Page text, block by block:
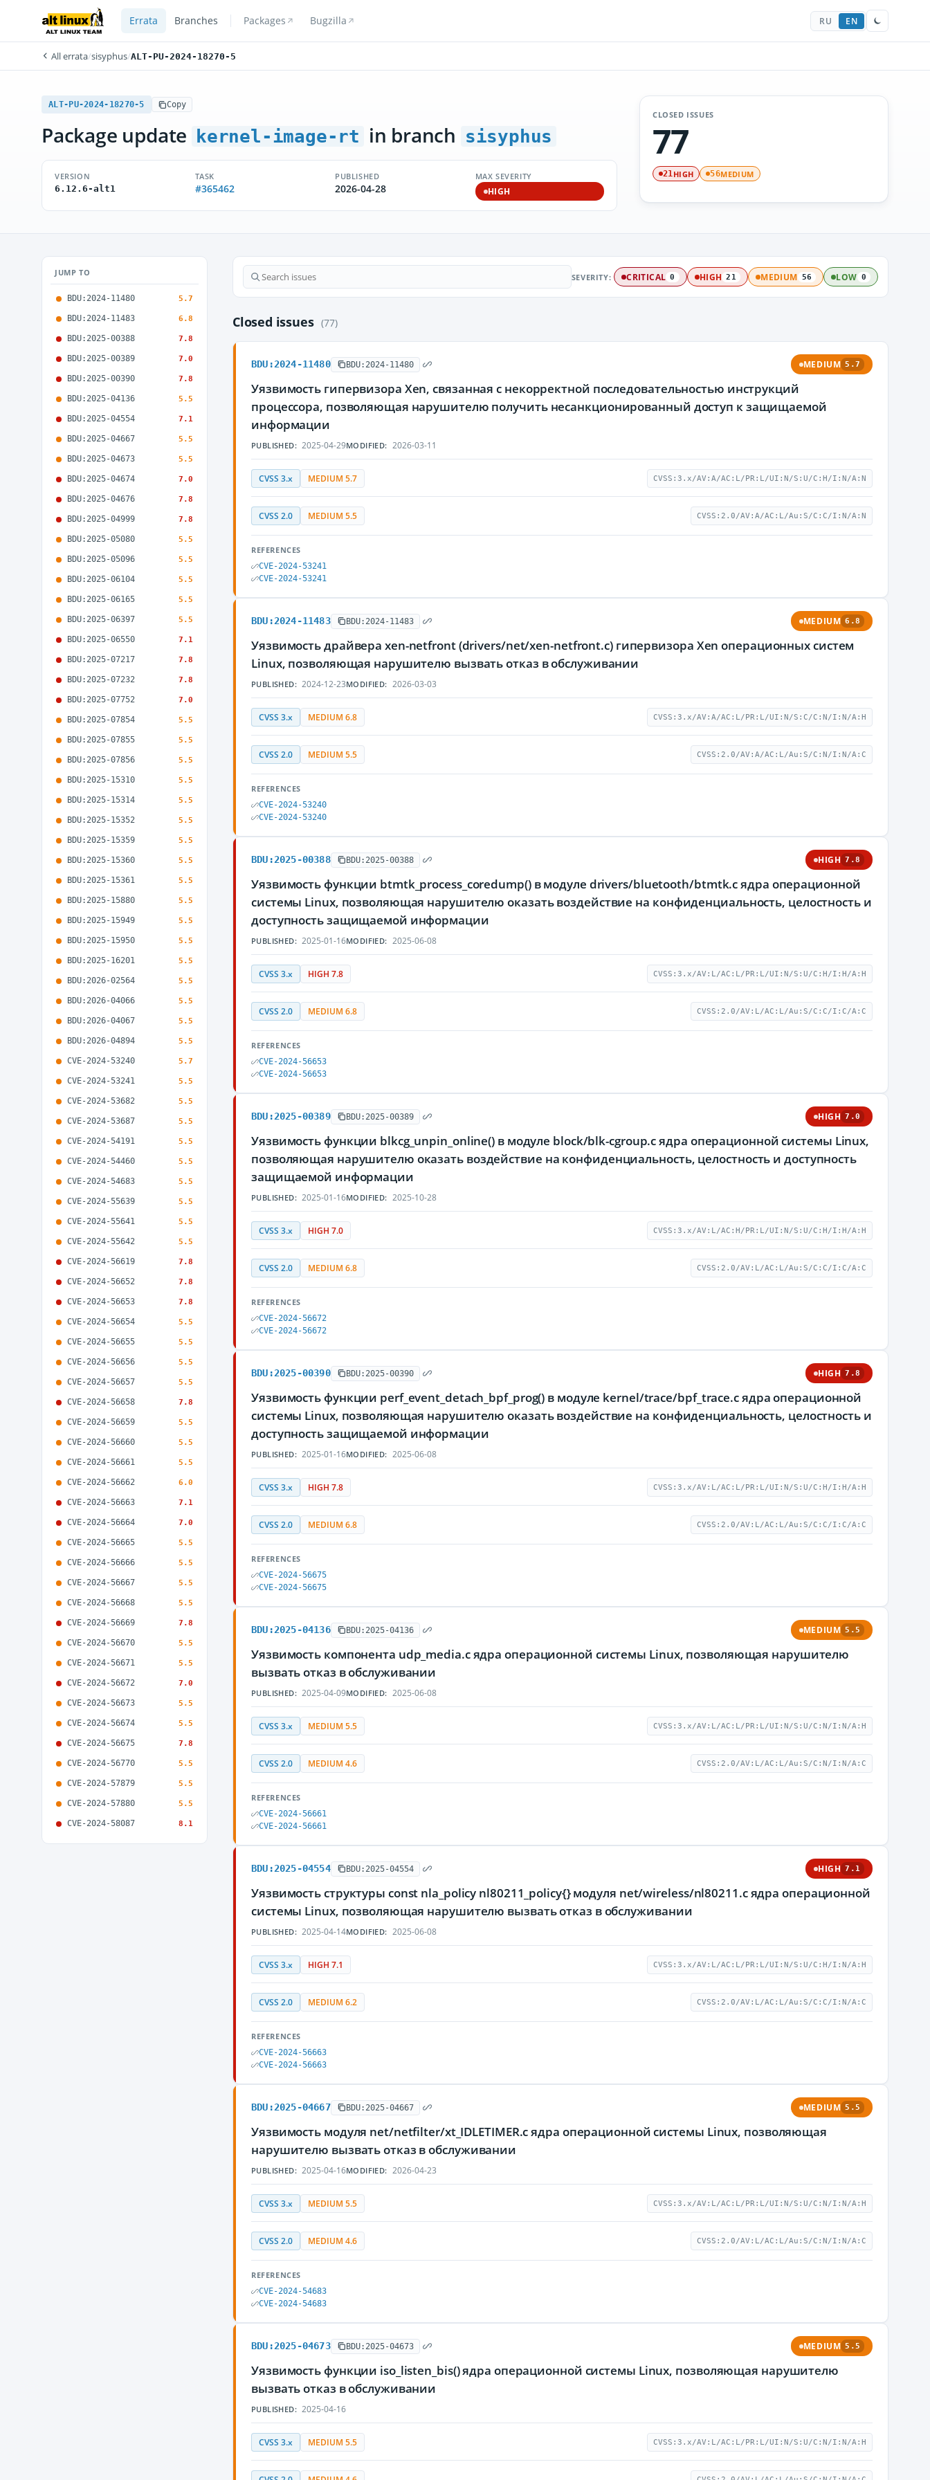
Errata Branches Packages Bugzilla RU EN
All errata/sisyphus/ALT-PU-2024-18270-5
ALT-PU-2024-18270-5 Copy
Package update kernel-image-rt in branch sisyphus
VERSION
6.12.6-alt1
TASK
#365462
PUBLISHED
2026-04-28
MAX SEVERITY
HIGH
CLOSED ISSUES
77
21HIGH 56MEDIUM
JUMP TO
BDU:2024-11480 5.7
BDU:2024-11483 6.8
BDU:2025-00388 7.8
BDU:2025-00389 7.0
BDU:2025-00390 7.8
BDU:2025-04136 5.5
BDU:2025-04554 7.1
BDU:2025-04667 5.5
BDU:2025-04673 5.5
BDU:2025-04674 7.0
BDU:2025-04676 7.8
BDU:2025-04999 7.8
BDU:2025-05080 5.5
BDU:2025-05096 5.5
BDU:2025-06104 5.5
BDU:2025-06165 5.5
BDU:2025-06397 5.5
BDU:2025-06550 7.1
BDU:2025-07217 7.8
BDU:2025-07232 7.8
BDU:2025-07752 7.0
BDU:2025-07854 5.5
BDU:2025-07855 5.5
BDU:2025-07856 5.5
BDU:2025-15310 5.5
BDU:2025-15314 5.5
BDU:2025-15352 5.5
BDU:2025-15359 5.5
BDU:2025-15360 5.5
BDU:2025-15361 5.5
BDU:2025-15880 5.5
BDU:2025-15949 5.5
BDU:2025-15950 5.5
BDU:2025-16201 5.5
BDU:2026-02564 5.5
BDU:2026-04066 5.5
BDU:2026-04067 5.5
BDU:2026-04894 5.5
CVE-2024-53240 5.7
CVE-2024-53241 5.5
CVE-2024-53682 5.5
CVE-2024-53687 5.5
CVE-2024-54191 5.5
CVE-2024-54460 5.5
CVE-2024-54683 5.5
CVE-2024-55639 5.5
CVE-2024-55641 5.5
CVE-2024-55642 5.5
CVE-2024-56619 7.8
CVE-2024-56652 7.8
CVE-2024-56653 7.8
CVE-2024-56654 5.5
CVE-2024-56655 5.5
CVE-2024-56656 5.5
CVE-2024-56657 5.5
CVE-2024-56658 7.8
CVE-2024-56659 5.5
CVE-2024-56660 5.5
CVE-2024-56661 5.5
CVE-2024-56662 6.0
CVE-2024-56663 7.1
CVE-2024-56664 7.0
CVE-2024-56665 5.5
CVE-2024-56666 5.5
CVE-2024-56667 5.5
CVE-2024-56668 5.5
CVE-2024-56669 7.8
CVE-2024-56670 5.5
CVE-2024-56671 5.5
CVE-2024-56672 7.0
CVE-2024-56673 5.5
CVE-2024-56674 5.5
CVE-2024-56675 7.8
CVE-2024-56770 5.5
CVE-2024-57879 5.5
CVE-2024-57880 5.5
CVE-2024-58087 8.1
SEVERITY: CRITICAL 0 HIGH 21 MEDIUM 56 LOW 0
Closed issues (77)
BDU:2024-11480 BDU:2024-11480 MEDIUM 5.7
Уязвимость гипервизора Xen, связанная с некорректной последовательностью инструкций
процессора, позволяющая нарушителю получить несанкционированный доступ к защищаемой
информации
PUBLISHED: 2025-04-29MODIFIED: 2026-03-11
CVSS 3.x MEDIUM 5.7 CVSS:3.x/AV:A/AC:L/PR:L/UI:N/S:U/C:H/I:N/A:N
CVSS 2.0 MEDIUM 5.5 CVSS:2.0/AV:A/AC:L/Au:S/C:C/I:N/A:N
REFERENCES
CVE-2024-53241
CVE-2024-53241
BDU:2024-11483 BDU:2024-11483 MEDIUM 6.8
Уязвимость драйвера xen-netfront (drivers/net/xen-netfront.c) гипервизора Xen операционных систем
Linux, позволяющая нарушителю вызвать отказ в обслуживании
PUBLISHED: 2024-12-23MODIFIED: 2026-03-03
CVSS 3.x MEDIUM 6.8 CVSS:3.x/AV:A/AC:L/PR:L/UI:N/S:C/C:N/I:N/A:H
CVSS 2.0 MEDIUM 5.5 CVSS:2.0/AV:A/AC:L/Au:S/C:N/I:N/A:C
REFERENCES
CVE-2024-53240
CVE-2024-53240
BDU:2025-00388 BDU:2025-00388 HIGH 7.8
Уязвимость функции btmtk_process_coredump() в модуле drivers/bluetooth/btmtk.c ядра операционной
системы Linux, позволяющая нарушителю оказать воздействие на конфиденциальность, целостность и
доступность защищаемой информации
PUBLISHED: 2025-01-16MODIFIED: 2025-06-08
CVSS 3.x HIGH 7.8 CVSS:3.x/AV:L/AC:L/PR:L/UI:N/S:U/C:H/I:H/A:H
CVSS 2.0 MEDIUM 6.8 CVSS:2.0/AV:L/AC:L/Au:S/C:C/I:C/A:C
REFERENCES
CVE-2024-56653
CVE-2024-56653
BDU:2025-00389 BDU:2025-00389 HIGH 7.0
Уязвимость функции blkcg_unpin_online() в модуле block/blk-cgroup.c ядра операционной системы Linux,
позволяющая нарушителю оказать воздействие на конфиденциальность, целостность и доступность
защищаемой информации
PUBLISHED: 2025-01-16MODIFIED: 2025-10-28
CVSS 3.x HIGH 7.0 CVSS:3.x/AV:L/AC:H/PR:L/UI:N/S:U/C:H/I:H/A:H
CVSS 2.0 MEDIUM 6.8 CVSS:2.0/AV:L/AC:L/Au:S/C:C/I:C/A:C
REFERENCES
CVE-2024-56672
CVE-2024-56672
BDU:2025-00390 BDU:2025-00390 HIGH 7.8
Уязвимость функции perf_event_detach_bpf_prog() в модуле kernel/trace/bpf_trace.c ядра операционной
системы Linux, позволяющая нарушителю оказать воздействие на конфиденциальность, целостность и
доступность защищаемой информации
PUBLISHED: 2025-01-16MODIFIED: 2025-06-08
CVSS 3.x HIGH 7.8 CVSS:3.x/AV:L/AC:L/PR:L/UI:N/S:U/C:H/I:H/A:H
CVSS 2.0 MEDIUM 6.8 CVSS:2.0/AV:L/AC:L/Au:S/C:C/I:C/A:C
REFERENCES
CVE-2024-56675
CVE-2024-56675
BDU:2025-04136 BDU:2025-04136 MEDIUM 5.5
Уязвимость компонента udp_media.c ядра операционной системы Linux, позволяющая нарушителю
вызвать отказ в обслуживании
PUBLISHED: 2025-04-09MODIFIED: 2025-06-08
CVSS 3.x MEDIUM 5.5 CVSS:3.x/AV:L/AC:L/PR:L/UI:N/S:U/C:N/I:N/A:H
CVSS 2.0 MEDIUM 4.6 CVSS:2.0/AV:L/AC:L/Au:S/C:N/I:N/A:C
REFERENCES
CVE-2024-56661
CVE-2024-56661
BDU:2025-04554 BDU:2025-04554 HIGH 7.1
Уязвимость структуры const nla_policy nl80211_policy{} модуля net/wireless/nl80211.c ядра операционной
системы Linux, позволяющая нарушителю вызвать отказ в обслуживании
PUBLISHED: 2025-04-14MODIFIED: 2025-06-08
CVSS 3.x HIGH 7.1 CVSS:3.x/AV:L/AC:L/PR:L/UI:N/S:U/C:H/I:N/A:H
CVSS 2.0 MEDIUM 6.2 CVSS:2.0/AV:L/AC:L/Au:S/C:C/I:N/A:C
REFERENCES
CVE-2024-56663
CVE-2024-56663
BDU:2025-04667 BDU:2025-04667 MEDIUM 5.5
Уязвимость модуля net/netfilter/xt_IDLETIMER.c ядра операционной системы Linux, позволяющая
нарушителю вызвать отказ в обслуживании
PUBLISHED: 2025-04-16MODIFIED: 2026-04-23
CVSS 3.x MEDIUM 5.5 CVSS:3.x/AV:L/AC:L/PR:L/UI:N/S:U/C:N/I:N/A:H
CVSS 2.0 MEDIUM 4.6 CVSS:2.0/AV:L/AC:L/Au:S/C:N/I:N/A:C
REFERENCES
CVE-2024-54683
CVE-2024-54683
BDU:2025-04673 BDU:2025-04673 MEDIUM 5.5
Уязвимость функции iso_listen_bis() ядра операционной системы Linux, позволяющая нарушителю
вызвать отказ в обслуживании
PUBLISHED: 2025-04-16
CVSS 3.x MEDIUM 5.5 CVSS:3.x/AV:L/AC:L/PR:L/UI:N/S:U/C:N/I:N/A:H